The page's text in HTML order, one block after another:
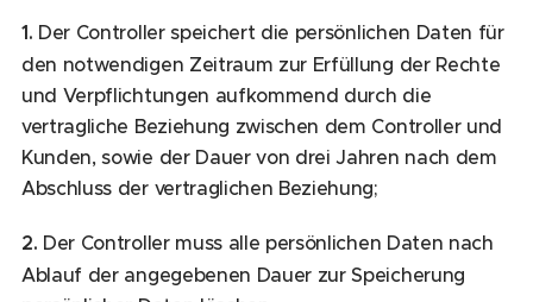
1. Der Controller speichert die persönlichen Daten für
den notwendigen Zeitraum zur Erfüllung der Rechte
und Verpflichtungen aufkommend durch die
vertragliche Beziehung zwischen dem Controller und
Kunden, sowie der Dauer von drei Jahren nach dem
Abschluss der vertraglichen Beziehung;
2. Der Controller muss alle persönlichen Daten nach
Ablauf der angegebenen Dauer zur Speicherung